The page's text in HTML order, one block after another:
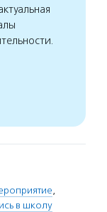
,
в школу